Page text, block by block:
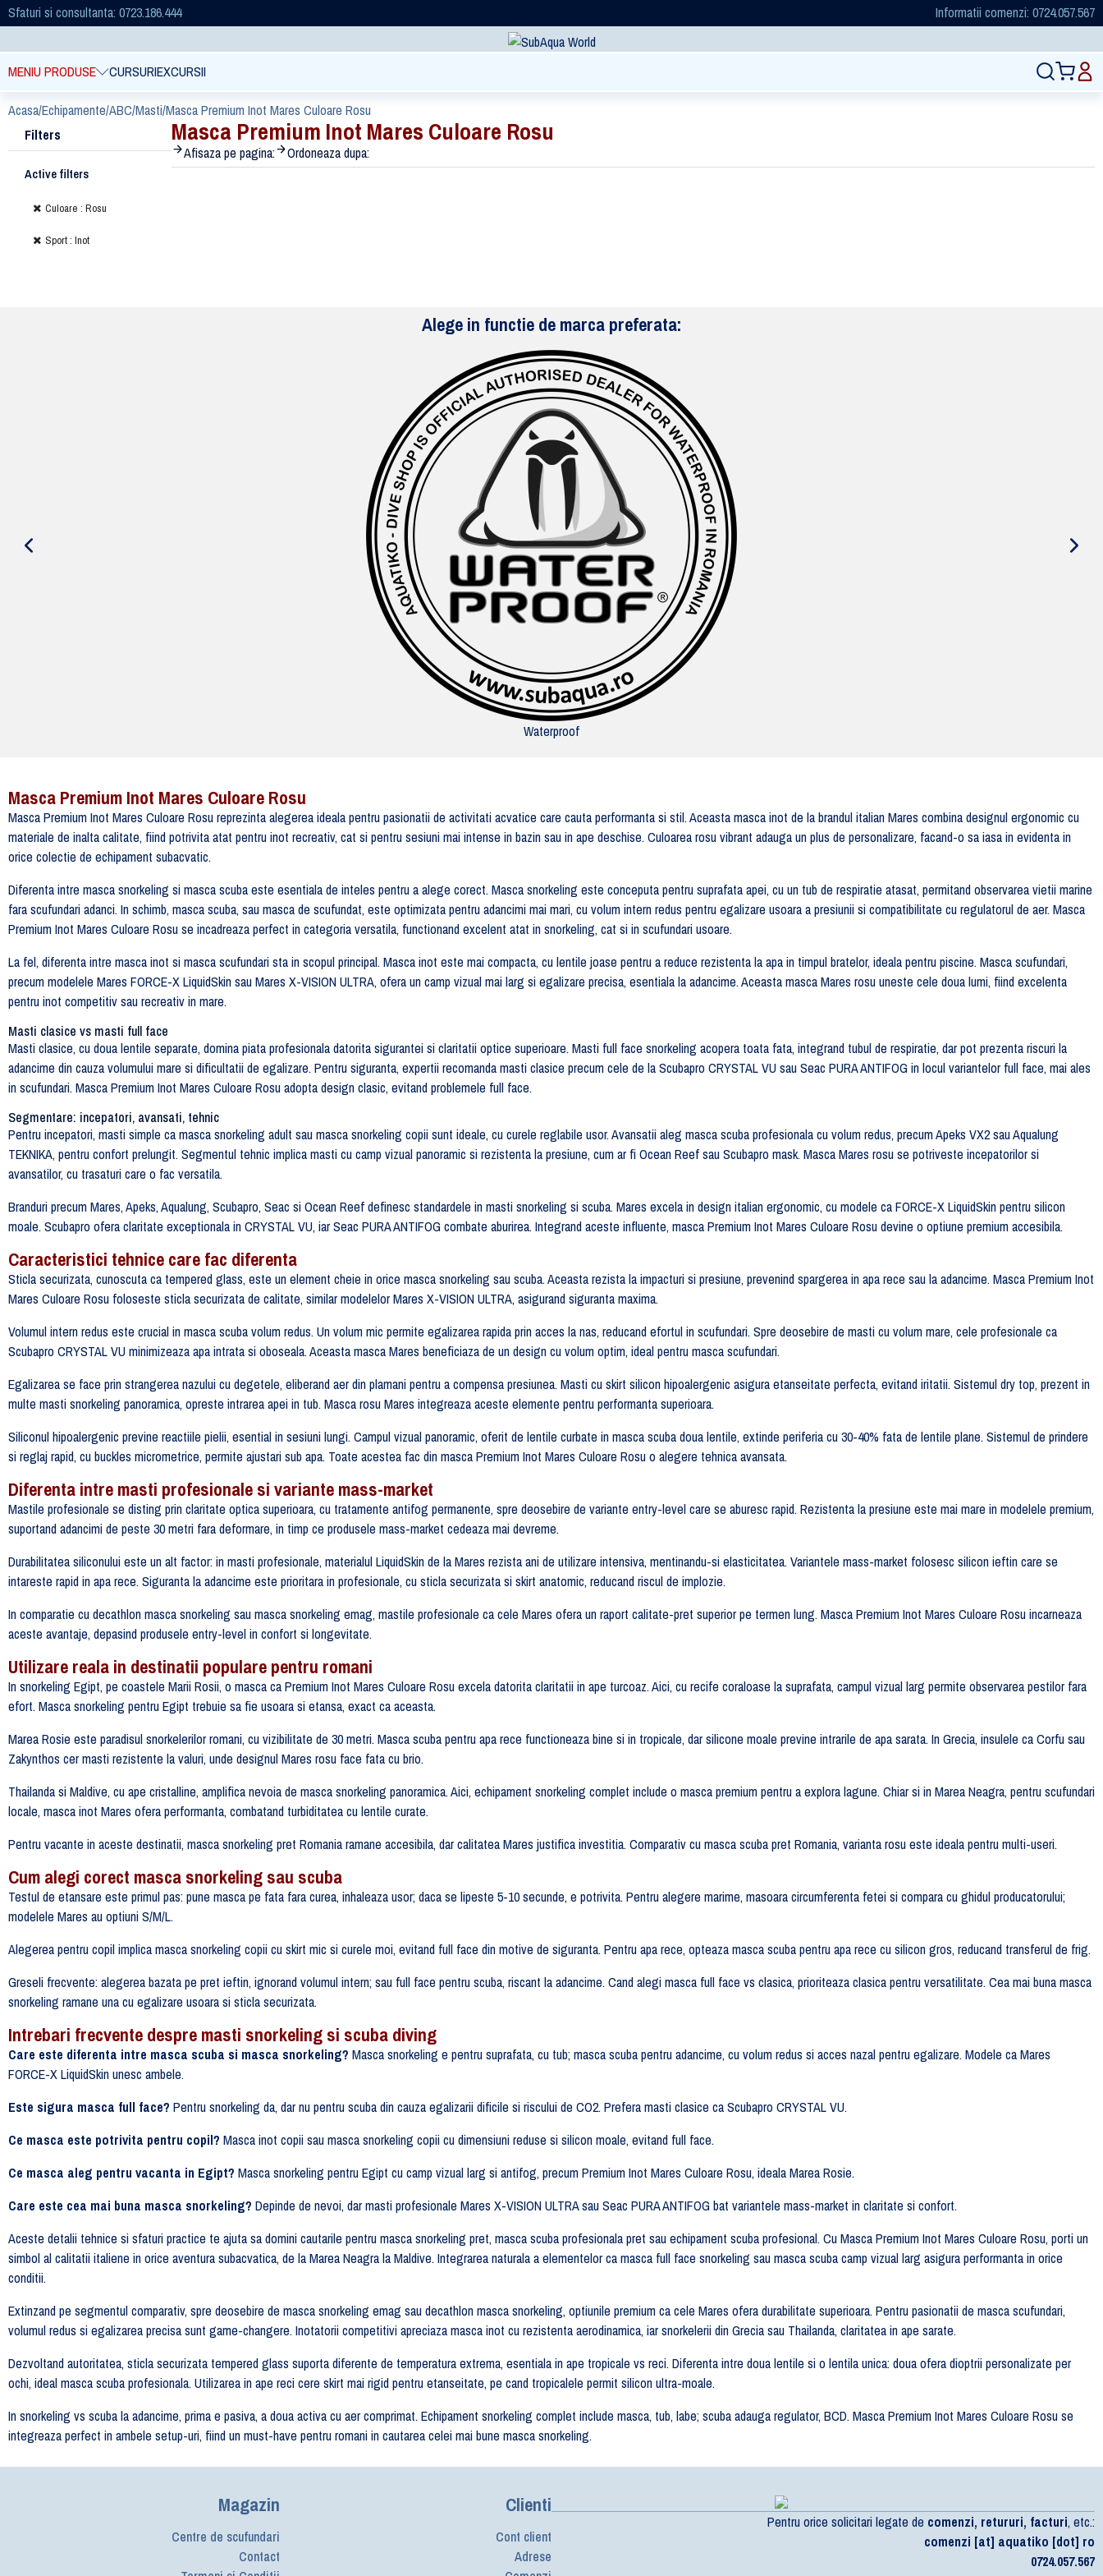
Sfaturi si consultanta: 0723.186.444 Informatii comenzi: 0724.057.567
MENIU PRODUSE CURSURIEXCURSII
Acasa/Echipamente/ABC/Masti/Masca Premium Inot Mares Culoare Rosu
Filters
Active filters
Culoare : Rosu
Sport : Inot
Masca Premium Inot Mares Culoare Rosu
Afisaza pe pagina: Ordoneaza dupa:
Alege in functie de marca preferata:
Waterproof
Masca Premium Inot Mares Culoare Rosu
Masca Premium Inot Mares Culoare Rosu reprezinta alegerea ideala pentru pasionatii de activitati acvatice care cauta performanta si stil. Aceasta masca inot de la brandul italian Mares combina designul ergonomic cu
materiale de inalta calitate, fiind potrivita atat pentru inot recreativ, cat si pentru sesiuni mai intense in bazin sau in ape deschise. Culoarea rosu vibrant adauga un plus de personalizare, facand-o sa iasa in evidenta in
orice colectie de echipament subacvatic.
Diferenta intre masca snorkeling si masca scuba este esentiala de inteles pentru a alege corect. Masca snorkeling este conceputa pentru suprafata apei, cu un tub de respiratie atasat, permitand observarea vietii marine
fara scufundari adanci. In schimb, masca scuba, sau masca de scufundat, este optimizata pentru adancimi mai mari, cu volum intern redus pentru egalizare usoara a presiunii si compatibilitate cu regulatorul de aer. Masca
Premium Inot Mares Culoare Rosu se incadreaza perfect in categoria versatila, functionand excelent atat in snorkeling, cat si in scufundari usoare.
La fel, diferenta intre masca inot si masca scufundari sta in scopul principal. Masca inot este mai compacta, cu lentile joase pentru a reduce rezistenta la apa in timpul bratelor, ideala pentru piscine. Masca scufundari,
precum modelele Mares FORCE-X LiquidSkin sau Mares X-VISION ULTRA, ofera un camp vizual mai larg si egalizare precisa, esentiala la adancime. Aceasta masca Mares rosu uneste cele doua lumi, fiind excelenta
pentru inot competitiv sau recreativ in mare.
Masti clasice vs masti full face
Masti clasice, cu doua lentile separate, domina piata profesionala datorita sigurantei si claritatii optice superioare. Masti full face snorkeling acopera toata fata, integrand tubul de respiratie, dar pot prezenta riscuri la
adancime din cauza volumului mare si dificultatii de egalizare. Pentru siguranta, expertii recomanda masti clasice precum cele de la Scubapro CRYSTAL VU sau Seac PURA ANTIFOG in locul variantelor full face, mai ales
in scufundari. Masca Premium Inot Mares Culoare Rosu adopta design clasic, evitand problemele full face.
Segmentare: incepatori, avansati, tehnic
Pentru incepatori, masti simple ca masca snorkeling adult sau masca snorkeling copii sunt ideale, cu curele reglabile usor. Avansatii aleg masca scuba profesionala cu volum redus, precum Apeks VX2 sau Aqualung
TEKNIKA, pentru confort prelungit. Segmentul tehnic implica masti cu camp vizual panoramic si rezistenta la presiune, cum ar fi Ocean Reef sau Scubapro mask. Masca Mares rosu se potriveste incepatorilor si
avansatilor, cu trasaturi care o fac versatila.
Branduri precum Mares, Apeks, Aqualung, Scubapro, Seac si Ocean Reef definesc standardele in masti snorkeling si scuba. Mares excela in design italian ergonomic, cu modele ca FORCE-X LiquidSkin pentru silicon
moale. Scubapro ofera claritate exceptionala in CRYSTAL VU, iar Seac PURA ANTIFOG combate aburirea. Integrand aceste influente, masca Premium Inot Mares Culoare Rosu devine o optiune premium accesibila.
Caracteristici tehnice care fac diferenta
Sticla securizata, cunoscuta ca tempered glass, este un element cheie in orice masca snorkeling sau scuba. Aceasta rezista la impacturi si presiune, prevenind spargerea in apa rece sau la adancime. Masca Premium Inot
Mares Culoare Rosu foloseste sticla securizata de calitate, similar modelelor Mares X-VISION ULTRA, asigurand siguranta maxima.
Volumul intern redus este crucial in masca scuba volum redus. Un volum mic permite egalizarea rapida prin acces la nas, reducand efortul in scufundari. Spre deosebire de masti cu volum mare, cele profesionale ca
Scubapro CRYSTAL VU minimizeaza apa intrata si oboseala. Aceasta masca Mares beneficiaza de un design cu volum optim, ideal pentru masca scufundari.
Egalizarea se face prin strangerea nazului cu degetele, eliberand aer din plamani pentru a compensa presiunea. Masti cu skirt silicon hipoalergenic asigura etanseitate perfecta, evitand iritatii. Sistemul dry top, prezent in
multe masti snorkeling panoramica, opreste intrarea apei in tub. Masca rosu Mares integreaza aceste elemente pentru performanta superioara.
Siliconul hipoalergenic previne reactiile pielii, esential in sesiuni lungi. Campul vizual panoramic, oferit de lentile curbate in masca scuba doua lentile, extinde periferia cu 30-40% fata de lentile plane. Sistemul de prindere
si reglaj rapid, cu buckles micrometrice, permite ajustari sub apa. Toate acestea fac din masca Premium Inot Mares Culoare Rosu o alegere tehnica avansata.
Diferenta intre masti profesionale si variante mass-market
Mastile profesionale se disting prin claritate optica superioara, cu tratamente antifog permanente, spre deosebire de variante entry-level care se aburesc rapid. Rezistenta la presiune este mai mare in modelele premium,
suportand adancimi de peste 30 metri fara deformare, in timp ce produsele mass-market cedeaza mai devreme.
Durabilitatea siliconului este un alt factor: in masti profesionale, materialul LiquidSkin de la Mares rezista ani de utilizare intensiva, mentinandu-si elasticitatea. Variantele mass-market folosesc silicon ieftin care se
intareste rapid in apa rece. Siguranta la adancime este prioritara in profesionale, cu sticla securizata si skirt anatomic, reducand riscul de implozie.
In comparatie cu decathlon masca snorkeling sau masca snorkeling emag, mastile profesionale ca cele Mares ofera un raport calitate-pret superior pe termen lung. Masca Premium Inot Mares Culoare Rosu incarneaza
aceste avantaje, depasind produsele entry-level in confort si longevitate.
Utilizare reala in destinatii populare pentru romani
In snorkeling Egipt, pe coastele Marii Rosii, o masca ca Premium Inot Mares Culoare Rosu excela datorita claritatii in ape turcoaz. Aici, cu recife coraloase la suprafata, campul vizual larg permite observarea pestilor fara
efort. Masca snorkeling pentru Egipt trebuie sa fie usoara si etansa, exact ca aceasta.
Marea Rosie este paradisul snorkelerilor romani, cu vizibilitate de 30 metri. Masca scuba pentru apa rece functioneaza bine si in tropicale, dar silicone moale previne intrarile de apa sarata. In Grecia, insulele ca Corfu sau
Zakynthos cer masti rezistente la valuri, unde designul Mares rosu face fata cu brio.
Thailanda si Maldive, cu ape cristalline, amplifica nevoia de masca snorkeling panoramica. Aici, echipament snorkeling complet include o masca premium pentru a explora lagune. Chiar si in Marea Neagra, pentru scufundari
locale, masca inot Mares ofera performanta, combatand turbiditatea cu lentile curate.
Pentru vacante in aceste destinatii, masca snorkeling pret Romania ramane accesibila, dar calitatea Mares justifica investitia. Comparativ cu masca scuba pret Romania, varianta rosu este ideala pentru multi-useri.
Cum alegi corect masca snorkeling sau scuba
Testul de etansare este primul pas: pune masca pe fata fara curea, inhaleaza usor; daca se lipeste 5-10 secunde, e potrivita. Pentru alegere marime, masoara circumferenta fetei si compara cu ghidul producatorului;
modelele Mares au optiuni S/M/L.
Alegerea pentru copil implica masca snorkeling copii cu skirt mic si curele moi, evitand full face din motive de siguranta. Pentru apa rece, opteaza masca scuba pentru apa rece cu silicon gros, reducand transferul de frig.
Greseli frecvente: alegerea bazata pe pret ieftin, ignorand volumul intern; sau full face pentru scuba, riscant la adancime. Cand alegi masca full face vs clasica, prioriteaza clasica pentru versatilitate. Cea mai buna masca
snorkeling ramane una cu egalizare usoara si sticla securizata.
Intrebari frecvente despre masti snorkeling si scuba diving
Care este diferenta intre masca scuba si masca snorkeling? Masca snorkeling e pentru suprafata, cu tub; masca scuba pentru adancime, cu volum redus si acces nazal pentru egalizare. Modele ca Mares
FORCE-X LiquidSkin unesc ambele.
Este sigura masca full face? Pentru snorkeling da, dar nu pentru scuba din cauza egalizarii dificile si riscului de CO2. Prefera masti clasice ca Scubapro CRYSTAL VU.
Ce masca este potrivita pentru copil? Masca inot copii sau masca snorkeling copii cu dimensiuni reduse si silicon moale, evitand full face.
Ce masca aleg pentru vacanta in Egipt? Masca snorkeling pentru Egipt cu camp vizual larg si antifog, precum Premium Inot Mares Culoare Rosu, ideala Marea Rosie.
Care este cea mai buna masca snorkeling? Depinde de nevoi, dar masti profesionale Mares X-VISION ULTRA sau Seac PURA ANTIFOG bat variantele mass-market in claritate si confort.
Aceste detalii tehnice si sfaturi practice te ajuta sa domini cautarile pentru masca snorkeling pret, masca scuba profesionala pret sau echipament scuba profesional. Cu Masca Premium Inot Mares Culoare Rosu, porti un
simbol al calitatii italiene in orice aventura subacvatica, de la Marea Neagra la Maldive. Integrarea naturala a elementelor ca masca full face snorkeling sau masca scuba camp vizual larg asigura performanta in orice
conditii.
Extinzand pe segmentul comparativ, spre deosebire de masca snorkeling emag sau decathlon masca snorkeling, optiunile premium ca cele Mares ofera durabilitate superioara. Pentru pasionatii de masca scufundari,
volumul redus si egalizarea precisa sunt game-changere. Inotatorii competitivi apreciaza masca inot cu rezistenta aerodinamica, iar snorkelerii din Grecia sau Thailanda, claritatea in ape sarate.
Dezvoltand autoritatea, sticla securizata tempered glass suporta diferente de temperatura extrema, esentiala in ape tropicale vs reci. Diferenta intre doua lentile si o lentila unica: doua ofera dioptrii personalizate per
ochi, ideal masca scuba profesionala. Utilizarea in ape reci cere skirt mai rigid pentru etanseitate, pe cand tropicalele permit silicon ultra-moale.
In snorkeling vs scuba la adancime, prima e pasiva, a doua activa cu aer comprimat. Echipament snorkeling complet include masca, tub, labe; scuba adauga regulator, BCD. Masca Premium Inot Mares Culoare Rosu se
integreaza perfect in ambele setup-uri, fiind un must-have pentru romani in cautarea celei mai bune masca snorkeling.
Magazin
Centre de scufundari
Contact
Clienti
Cont client
Adrese
Pentru orice solicitari legate de comenzi, retururi, facturi, etc.:
comenzi [at] aquatiko [dot] ro
0724.057.567